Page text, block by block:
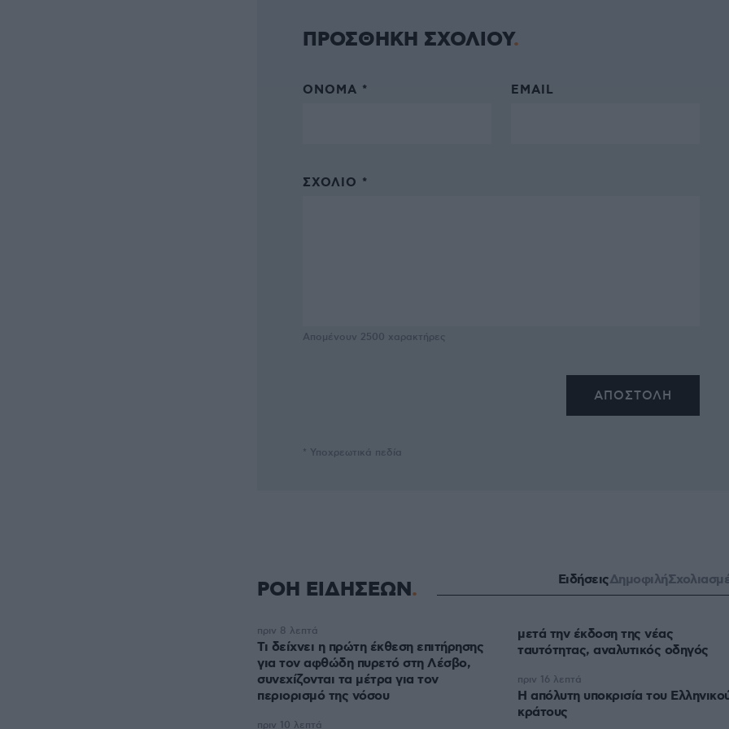
ΠΡΟΣΘΗΚΗ ΣΧΟΛΙΟΥ
ΌΝΟΜΑ * EMAIL
ΣΧΌΛΙΟ *
Απομένουν 2500 χαρακτήρες
* Υποχρεωτικά πεδία
ΡΟΗ ΕΙΔΗΣΕΩΝ ΕιδήσειςΔημοφιλή
Τι δείχνει η πρώτη έκθεση επιτήρησης
για τον αφθώδη πυρετό στη Λέσβο,
συνεχίζονται τα μέτρα για τον
περιορισμό της νόσου
πριν 8 λεπτά
πριν 10 λεπτά
μετά την έκδοση της νέας
ταυτότητας, αναλυτικός οδηγός
Η απόλυτη υποκρισία του
κράτους
πριν 16 λεπτά